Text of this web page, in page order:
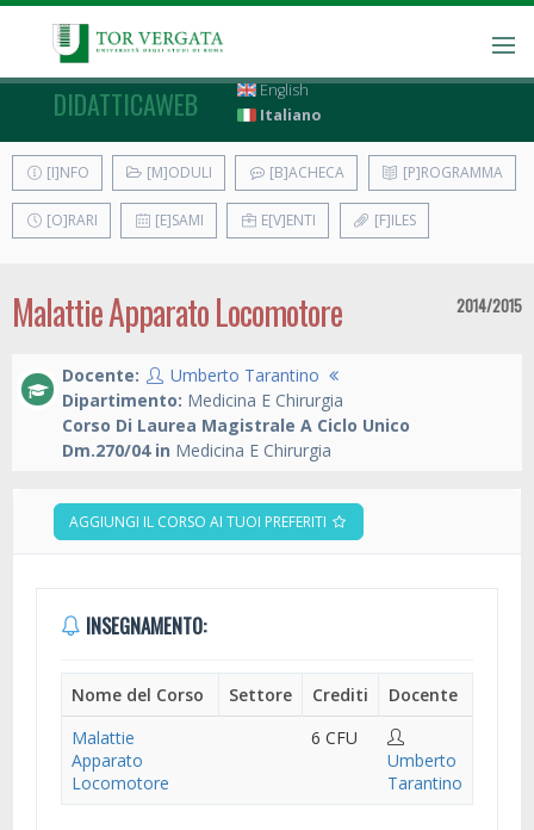
DIDATTICAWEB
English
Italiano
[I]NFO [M]ODULI [B]ACHECA [P]ROGRAMMA
[O]RARI [E]SAMI E[V]ENTI [F]ILES
Malattie Apparato Locomotore 2014/2015
Docente:
Umberto Tarantino
Dipartimento: Medicina E Chirurgia
Corso Di Laurea Magistrale A Ciclo Unico
Dm.270/04 in Medicina E Chirurgia
AGGIUNGI IL CORSO AI TUOI PREFERITI
INSEGNAMENTO:
Nome del Corso Settore Crediti
Docente
Malattie
Apparato
Locomotore
6 CFU
Umberto
Tarantino